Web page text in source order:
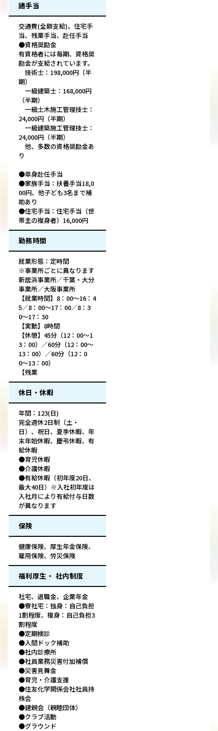
諸手当
交通費(全額支給)、住宅手
当、残業手当、赴任手当
●資格奨励金
有資格者には毎期、資格奨
励金が⽀給されています。
技術⼠：198,000円（半
期）
⼀級建築⼠：168,000円
（半期）
⼀級⼟木施工管理技⼠：
24,000円（半期）
⼀級建築施工管理技⼠：
24,000円（半期）
他、多数の資格奨励金あ
り
●単身赴任手当
●家族手当：扶養手当18,0
00円、他子ども3名まで補
助あり
●住宅手当：住宅手当（世
帯主の複身者）16,000円
勤務時間
就業形態：定時間
※事業所ごとに異なります
新居浜事業所／千葉・大分
事業所／大阪事業所
【就業時間】8：00～16：4
5／8：00〜17：00／8：3
0〜17：30
【実動】8時間
【休憩】45分（12：00～1
3：00）／60分（12：00〜
13：00）／60分（12：0
0〜13：00）
【残業
休日・休暇
年間：123(日)
完全週休2日制（土・
日）、祝日、夏季休暇、年
末年始休暇、慶弔休暇、有
給休暇
●育児休暇
●介護休暇
●有給休暇（初年度20日、
最⼤40日）※入社初年度は
入社月により有給付与日数
が異なります
保険
健康保険、厚生年金保険、
雇用保険、労災保険
福利厚生・ 社内制度
社宅、退職金、企業年金
●寮社宅：独身：自己負担
1割程度、複身：自己負担3
割程度
●定期検診
●人間ドック補助
●社内診療所
●社員業務災害付加補償
●災害見舞金
●育児・介護支援
●住友化学関係会社社員持
株会
●建親会（親睦団体）
●クラブ活動
●グラウンド